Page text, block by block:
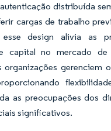
distribuída
cargas de trabalho
design alivia as
capital no mercado
organizações gerenciem
as preocupações dos
significativos.